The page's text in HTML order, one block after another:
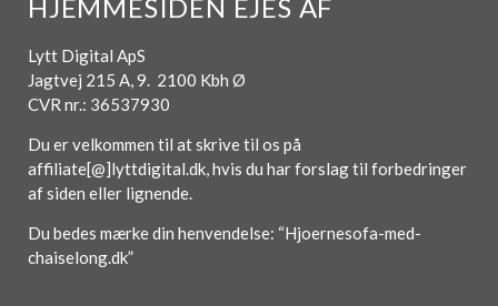
HJEMMESIDEN EJES AF
Lytt Digital ApS
Jagtvej 215 A, 9. 2100 Kbh Ø
CVR nr.: 36537930
Du er velkommen til at skrive til os på
affiliate[@]lyttdigital.dk, hvis du har forslag til forbedringer
af siden eller lignende.
Du bedes mærke din henvendelse: “Hjoernesofa-med-
chaiselong.dk”